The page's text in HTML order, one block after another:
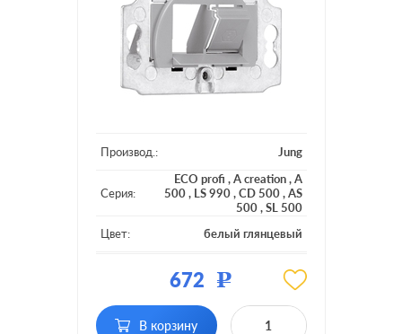
Производ.: Jung
Серия:
ECO profi ,A creation,A
500, LS 990,CD 500,AS
500,SL 500
Цвет:
белый глянцевый
пластмасса
разъема:
Cat.6 (UTP)
672 Р
В корзину